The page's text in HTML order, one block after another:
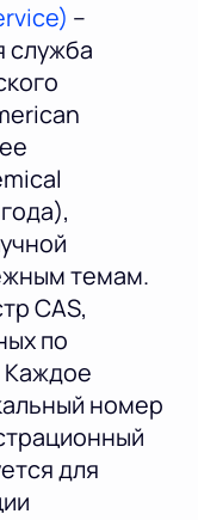
–
служба
темам.
CAS,
по
Каждое
номер
для